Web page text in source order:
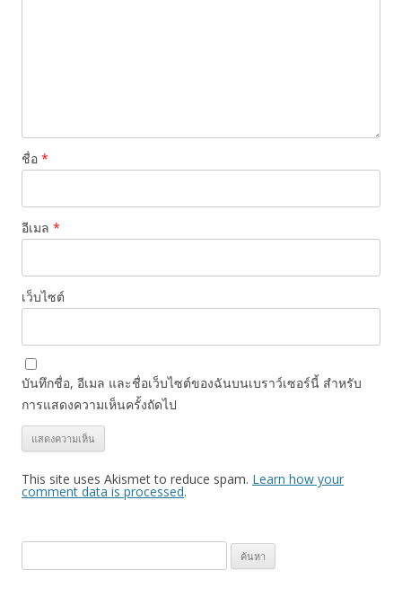
ชื่อ *
อีเมล *
เว็บไซต์
บันทึกชื่อ, อีเมล และชื่อเว็บไซต์ของฉันบนเบราว์เซอร์นี้ สำหรับ
การแสดงความเห็นครั้งถัดไป
This site uses Akismet to reduce spam. Learn how your
comment data is processed.
น